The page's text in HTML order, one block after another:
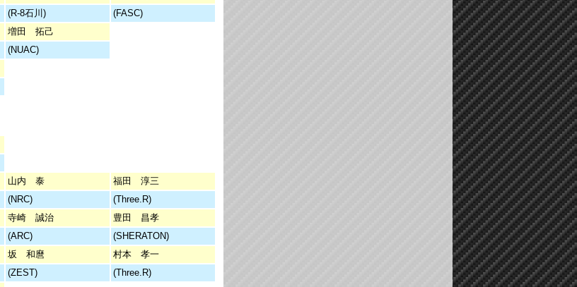
(R-8石川)
(FASC)
増田 拓己
(NUAC)
山内 泰
福田 淳三
(NRC)
(Three.R)
寺崎 誠治
豊田 昌孝
(ARC)
(SHERATON)
坂 和麿
村本 孝一
(ZEST)
(Three.R)